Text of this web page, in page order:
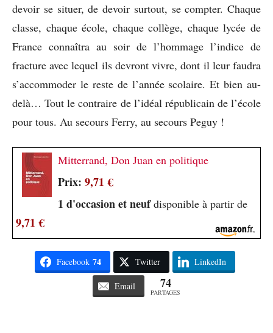
devoir se situer, de devoir surtout, se compter. Chaque
classe, chaque école, chaque collège, chaque lycée de
France connaîtra au soir de l’hommage l’indice de
fracture avec lequel ils devront vivre, dont il leur faudra
s’accommoder le reste de l’année scolaire. Et bien au-
delà… Tout le contraire de l’idéal républicain de l’école
pour tous. Au secours Ferry, au secours Peguy !
Mitterrand, Don Juan en politique
Prix: 9,71 €
1 d'occasion et neufdisponible à partir de
9,71 €
Facebook 74 Twitter LinkedIn
Email 74
PARTAGES